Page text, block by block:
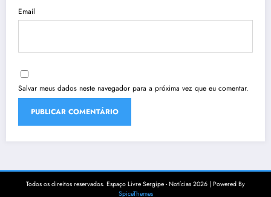
Email
Salvar meus dados neste navegador para a próxima vez que eu comentar.
Todos os direitos reservados. Espaço Livre Sergipe - Notícias 2026 | Powered By
SpiceThemes